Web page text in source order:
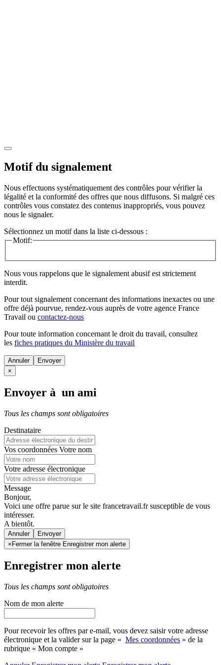
Motif du signalement
Nous effectuons systématiquement des contrôles pour vérifier la
légalité et la conformité des offres que nous diffusons. Si malgré ces
contrôles vous constatez des contenus inappropriés, vous pouvez
nous le signaler.
Sélectionnez un motif dans la liste ci-dessous :
Motif:
Nous vous rappelons que le signalement abusif est strictement
interdit.
Pour tout signalement concernant des informations inexactes ou une
offre déjà pourvue, rendez-vous auprès de votre agence France
Travail ou contactez-nous
Pour toute information concernant le droit du travail, consultez
les fiches pratiques du Ministère du travail
Annuler
×
Envoyer à un ami
Tous les champs sont obligatoires
Destinataire
Vos coordonnées Votre nom
Votre adresse électronique
Message
Bonjour,
Voici une offre parue sur le site francetravail.fr susceptible de vous
intéresser.
A bientôt.
Annuler
× Fermer la fenêtre Enregistrer mon alerte
Enregistrer mon alerte
Tous les champs sont obligatoires
Nom de mon alerte
Pour recevoir les offres par e-mail, vous devez saisir votre adresse
électronique et la valider sur la page « Mes coordonnées » de la
rubrique « Mon compte »